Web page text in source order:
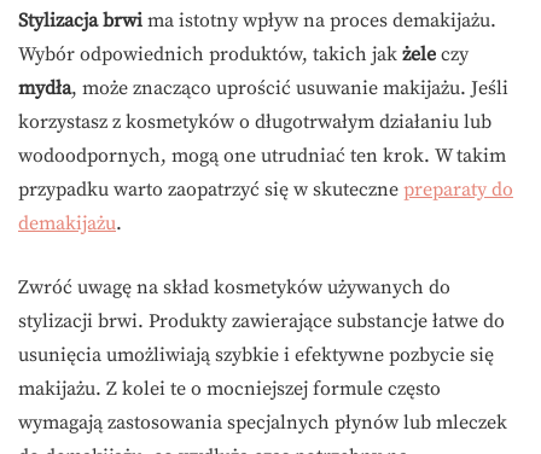
Stylizacja brwi ma istotny wpływ na proces demakijażu.
Wybór odpowiednich produktów, takich jak żele czy
mydła, może znacząco uprościć usuwanie makijażu. Jeśli
korzystasz z kosmetyków o długotrwałym działaniu lub
wodoodpornych, mogą one utrudniać ten krok. W takim
przypadku warto zaopatrzyć się w skuteczne preparaty do
demakijażu.
Zwróć uwagę na skład kosmetyków używanych do
stylizacji brwi. Produkty zawierające substancje łatwe do
usunięcia umożliwiają szybkie i efektywne pozbycie się
makijażu. Z kolei te o mocniejszej formule często
wymagają zastosowania specjalnych płynów lub mleczek